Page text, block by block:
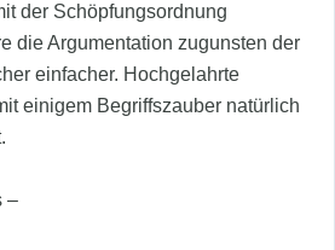
der Schöpfungsordnung
die Argumentation zugunsten der
einfacher. Hochgelahrte
einigem Begriffszauber natürlich
–